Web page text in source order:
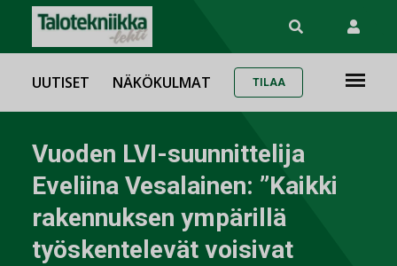
UUTISET NÄKÖKULMAT TILAA
Vuoden LVI-suunnittelija
Eveliina Vesalainen: ”Kaikki
rakennuksen ympärillä
työskentelevät voisivat